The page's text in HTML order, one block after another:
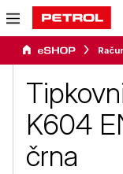
K604
črna